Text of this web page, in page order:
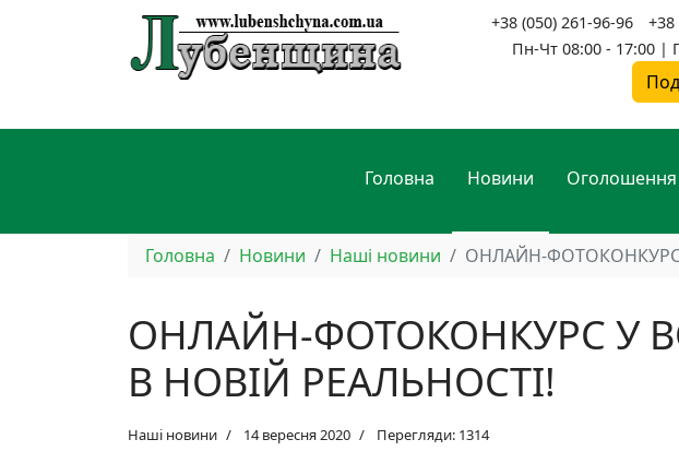
+38 (050) 261-96-96 +38
Пн-Чт 08:00 - 17:00 |
Головна Новини Оголошення
Головна Новини Наші новини ОНЛАЙН-ФОТОКОНКУРС
ОНЛАЙН-ФОТОКОНКУРС У
В НОВІЙ РЕАЛЬНОСТІ!
Наші новини 14 вересня 2020 Перегляди: 1314